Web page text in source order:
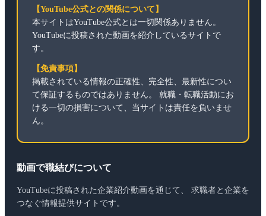
【YouTube公式との関係について】
本サイトはYouTube公式とは一切関係ありません。
YouTubeに投稿された動画を紹介しているサイトで
す。
【免責事項】
掲載されている情報の正確性、完全性、最新性につい
て保証するものではありません。 就職・転職活動にお
ける一切の損害について、当サイトは責任を負いませ
ん。
動画で職結びについて
YouTubeに投稿された企業紹介動画を通じて、 求職者と企業を
つなぐ情報提供サイトです。